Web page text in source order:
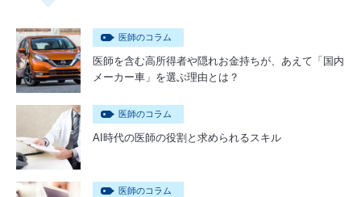
医師のコラム
医師を含む高所得者や隠れお金持ちが、あえて「国内
メーカー車」を選ぶ理由とは？
医師のコラム
AI時代の医師の役割と求められるスキル
医師のコラム